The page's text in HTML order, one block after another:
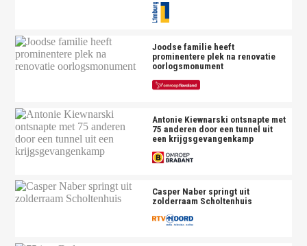
Joodse familie heeft
prominentere plek na renovatie
oorlogsmonument
Antonie Kiewnarski ontsnapte met
75 anderen door een tunnel uit
een krijgsgevangenkamp
Casper Naber springt uit
zolderraam Scholtenhuis